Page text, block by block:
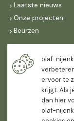
Laatste nieuws
Onze projecten
Beurzen
Maandag t/m vrijdag
07:30-
16:30
12:00
olaf-
ervoor te
krijgt. Als
dan hier
olaf-